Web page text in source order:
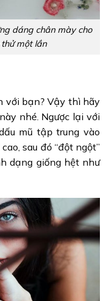
dáng chân mày cho
một lần
với bạn? Vậy thì hãy
nhé. Ngược lại với
mũ tập trung vào
sau đó “đột ngột”
dạng giống hệt như